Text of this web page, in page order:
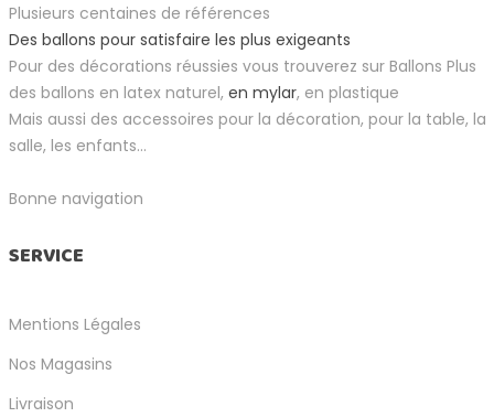
Plusieurs centaines de références
Des ballons pour satisfaire les plus exigeants
Pour des décorations réussies vous trouverez sur Ballons Plus
des ballons en latex naturel, en mylar, en plastique
Mais aussi des accessoires pour la décoration, pour la table, la
salle, les enfants...
Bonne navigation
SERVICE
Mentions Légales
Nos Magasins
Livraison